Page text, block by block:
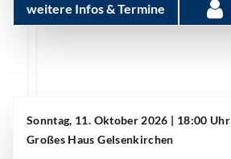
weitere Infos & Termine
Sonntag, 11. Oktober 2026 | 18:00 Uhr
Großes Haus Gelsenkirchen